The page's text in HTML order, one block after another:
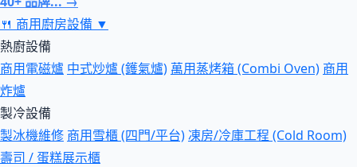
🍴 商用廚房設備 ▼
熱廚設備
商用電磁爐 中式炒爐 (鑊氣爐) 萬用蒸烤箱 (Combi Oven) 商用
炸爐
製冷設備
製冰機維修 商用雪櫃 (四門/平台)凍房/冷庫工程 (Cold Room)
壽司 / 蛋糕展示櫃